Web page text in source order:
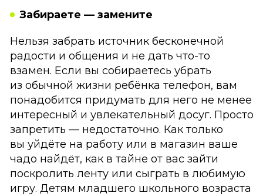
Забираете — замените
Нельзя забрать источник бесконечной
радости и общения и не дать что-то
взамен. Если вы собираетесь убрать
из обычной жизни ребёнка телефон, вам
понадобится придумать для него не менее
интересный и увлекательный досуг. Просто
запретить — недостаточно. Как только
вы уйдёте на работу или в магазин ваше
чадо найдёт, как в тайне от вас зайти
поскролить ленту или сыграть в любимую
игру. Детям младшего школьного возраста